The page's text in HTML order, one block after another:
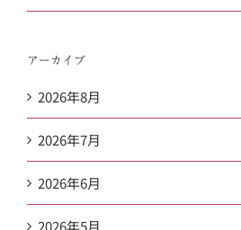
アーカイブ
2026年8月
2026年7月
2026年6月
2026年5月